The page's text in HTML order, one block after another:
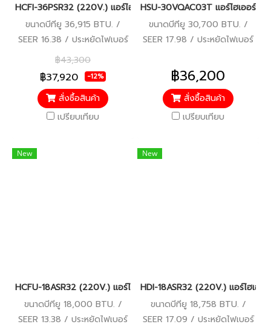
HCFI-36PSR32 (220V.) แอร์ไฮเออร์ Haier Gale Cool Plus เครื่
ขนาดบีทียู 36,915 BTU. /
SEER 16.38 / ประหยัดไฟเบอร์
5 / รับประกันคอมเพรสเซอร์ 10
ปี อะไหล่อื่นๆ 5 ปี
฿43,300
฿37,920 -12%
สั่งซื้อสินค้า
เปรียบเทียบ
HSU-30VQAC03T แอร์ไฮเออร์
ขนาดบีทียู 30,700 BTU. /
SEER 17.98 / ประหยัดไฟเบอร์
คอมเพรสเซอร์ 10 ปี ตัวเครื่อง
5 ปี / ราคารวมบริการติดตั้ง
แล้ว*
฿36,200
สั่งซื้อสินค้า
เปรียบเทียบ
New
HCFU-18ASR32 (220V.) แอร์ไฮเออร์ Haier Gale Cool เครื่องป
ขนาดบีทียู 18,000 BTU. /
SEER 13.38 / ประหยัดไฟเบอร์
New
HDI-18ASR32 (220V.) แอร์ไฮเ
ขนาดบีทียู 18,758 BTU. /
SEER 17.09 / ประหยัดไฟเบอร์